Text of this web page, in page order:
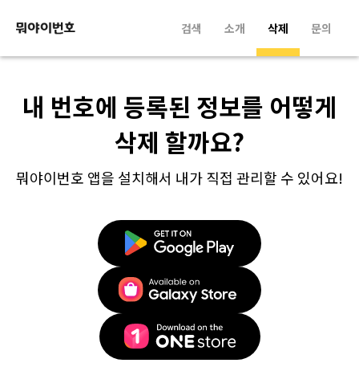
검색 소개 삭제 문의
내 번호에 등록된 정보를 어떻게
삭제 할까요?
뭐야이번호 앱을 설치해서 내가 직접 관리할 수 있어요!